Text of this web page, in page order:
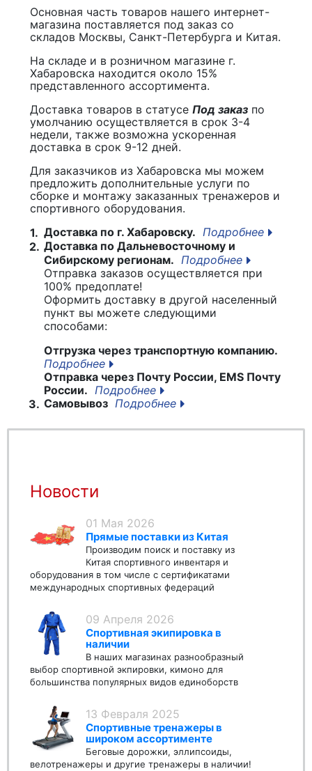
Основная часть товаров нашего интернет-
магазина поставляется под заказ со
складов Москвы, Санкт-Петербурга и Китая.
На складе и в розничном магазине г.
Хабаровска находится около 15%
представленного ассортимента.
Доставка товаров в статусе Под заказ по
умолчанию осуществляется в срок 3-4
недели, также возможна ускоренная
доставка в срок 9-12 дней.
Для заказчиков из Хабаровска мы можем
предложить дополнительные услуги по
сборке и монтажу заказанных тренажеров и
спортивного оборудования.
1. Доставка по г. Хабаровску. Подробнее
2. Доставка по Дальневосточному и
Сибирскому регионам. Подробнее
Отправка заказов осуществляется при
100% предоплате!
Оформить доставку в другой населенный
пункт вы можете следующими
способами:
Отгрузка через транспортную компанию.
Подробнее
Отправка через Почту России, EMS Почту
России. Подробнее
3. Самовывоз Подробнее
Новости
01 Мая 2026
Прямые поставки из Китая
Производим поиск и поставку из
Китая спортивного инвентаря и
оборудования в том числе с сертификатами
международных спортивных федераций
09 Апреля 2026
Спортивная экипировка в
наличии
В наших магазинах разнообразный
выбор спортивной экпировки, кимоно для
большинства популярных видов единоборств
13 Февраля 2025
Спортивные тренажеры в
широком ассортименте
Беговые дорожки, эллипсоиды,
велотренажеры и другие тренажеры в наличии!